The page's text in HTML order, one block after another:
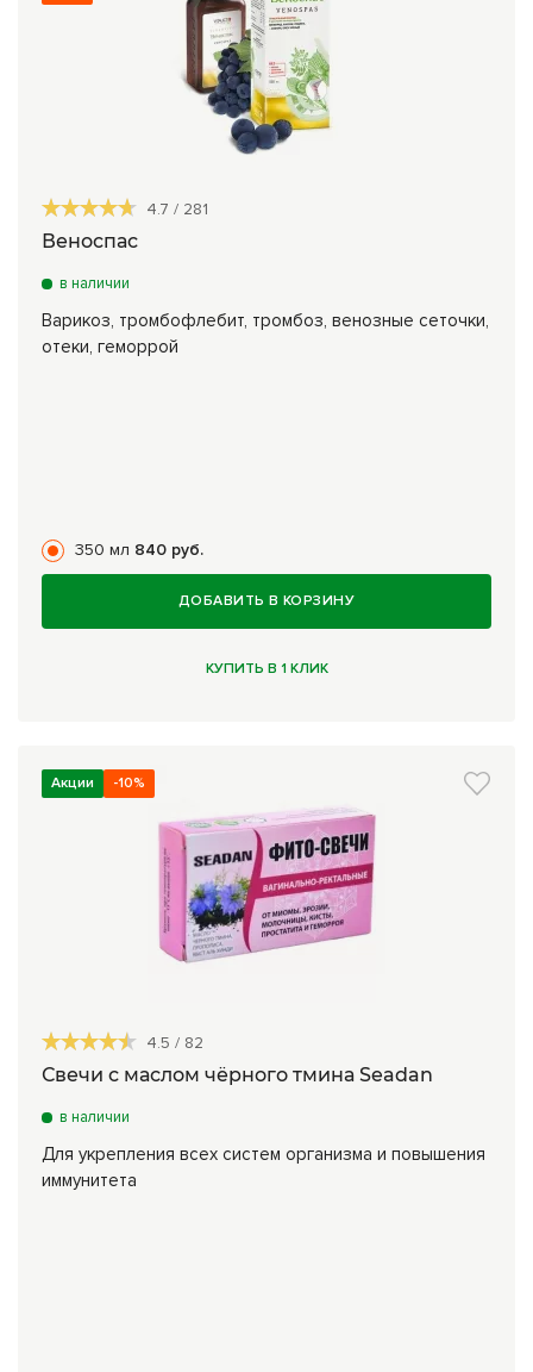
4.7 / 281
Веноспас
в наличии
Варикоз, тромбофлебит, тромбоз, венозные сеточки,
отеки, геморрой
350 мл 840 руб.
ДОБАВИТЬ В КОРЗИНУ
КУПИТЬ В 1 КЛИК
Акции -10%
4.5 / 82
Свечи с маслом чёрного тмина Seadan
в наличии
Для укрепления всех систем организма и повышения
иммунитета